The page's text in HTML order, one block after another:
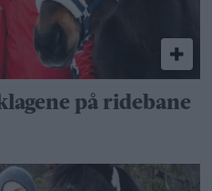
på ridebane